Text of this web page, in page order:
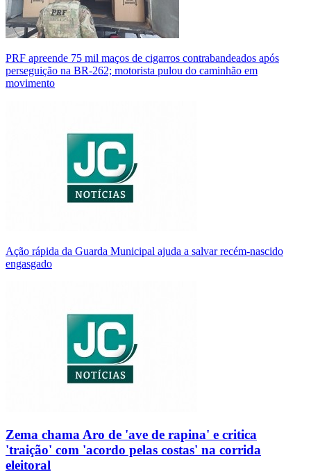
PRF apreende 75 mil maços de cigarros contrabandeados após
perseguição na BR-262; motorista pulou do caminhão em
movimento
Ação rápida da Guarda Municipal ajuda a salvar recém-nascido
engasgado
Zema chama Aro de 'ave de rapina' e critica
'traição' com 'acordo pelas costas' na corrida
eleitoral